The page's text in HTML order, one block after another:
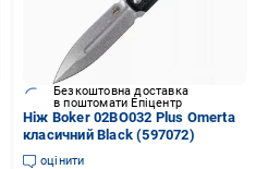
Безкоштовна доставка
в поштомати Епіцентр
Ніж Boker 02BO032 Plus Omerta
класичний Black (597072)
оцінити